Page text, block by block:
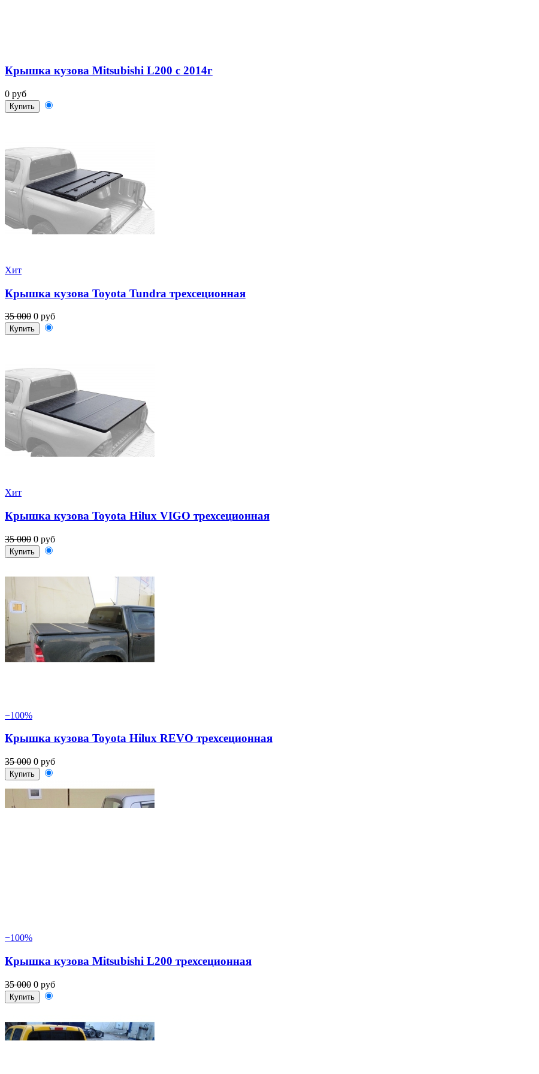
Крышка кузова Mitsubishi L200 c 2014г
0 руб
Купить
Хит
Крышка кузова Toyota Tundra трехсеционная
35 000 0 руб
Купить
Хит
Крышка кузова Toyota Hilux VIGO трехсеционная
35 000 0 руб
Купить
−100%
Крышка кузова Toyota Hilux REVO трехсеционная
35 000 0 руб
Купить
−100%
Крышка кузова Mitsubishi L200 трехсеционная
35 000 0 руб
Купить